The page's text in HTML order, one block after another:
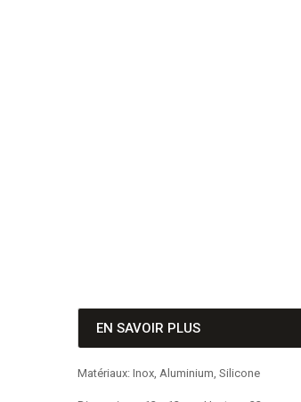
EN SAVOIR PLUS
Matériaux: Inox, Aluminium, Silicone